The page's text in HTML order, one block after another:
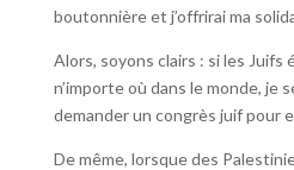
boutonnière et j’offrirai ma
Alors, soyons clairs : si les
n’importe où dans le monde, je
demander un congrès juif pour
De même, lorsque des